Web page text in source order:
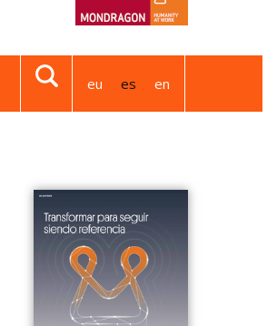
eu es en